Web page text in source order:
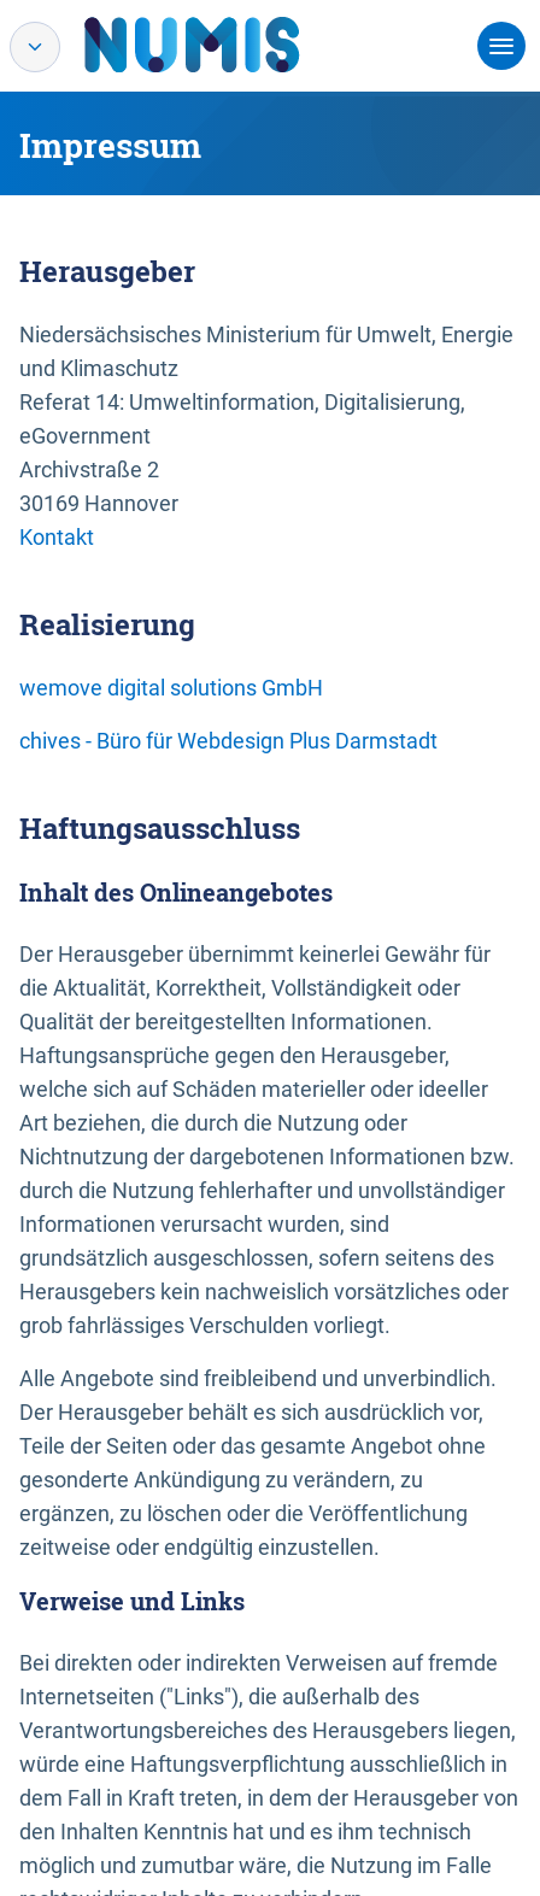
Impressum
Herausgeber
Niedersächsisches Ministerium für Umwelt, Energie
und Klimaschutz
Referat 14: Umweltinformation, Digitalisierung,
eGovernment
Archivstraße 2
30169 Hannover
Kontakt
Realisierung
wemove digital solutions GmbH
chives - Büro für Webdesign Plus Darmstadt
Haftungsausschluss
Inhalt des Onlineangebotes
Der Herausgeber übernimmt keinerlei Gewähr für
die Aktualität, Korrektheit, Vollständigkeit oder
Qualität der bereitgestellten Informationen.
Haftungsansprüche gegen den Herausgeber,
welche sich auf Schäden materieller oder ideeller
Art beziehen, die durch die Nutzung oder
Nichtnutzung der dargebotenen Informationen bzw.
durch die Nutzung fehlerhafter und unvollständiger
Informationen verursacht wurden, sind
grundsätzlich ausgeschlossen, sofern seitens des
Herausgebers kein nachweislich vorsätzliches oder
grob fahrlässiges Verschulden vorliegt.
Alle Angebote sind freibleibend und unverbindlich.
Der Herausgeber behält es sich ausdrücklich vor,
Teile der Seiten oder das gesamte Angebot ohne
gesonderte Ankündigung zu verändern, zu
ergänzen, zu löschen oder die Veröffentlichung
zeitweise oder endgültig einzustellen.
Verweise und Links
Bei direkten oder indirekten Verweisen auf fremde
Internetseiten ("Links"), die außerhalb des
Verantwortungsbereiches des Herausgebers liegen,
würde eine Haftungsverpflichtung ausschließlich in
dem Fall in Kraft treten, in dem der Herausgeber von
den Inhalten Kenntnis hat und es ihm technisch
möglich und zumutbar wäre, die Nutzung im Falle